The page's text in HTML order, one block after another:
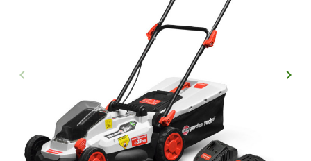
Précédent
keyboard_arrow_left keyboard_arrow_right